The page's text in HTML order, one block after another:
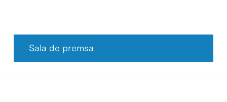
Sala de premsa